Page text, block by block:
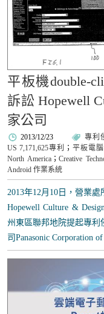
平板機double-
訴訟 Hopewell
家公司
2013/12/23 專利
US 7,171,625專利
； 平板電腦
North America ；Creative
Android 作業系統
2013年12月10日，營業
Hopewell Culture &
州東區聯邦地院提起專利
司Panasonic Corporation